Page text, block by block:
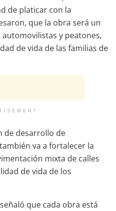
de platicar con la
que la obra será un
y peatones,
de vida de las familias de
de desarrollo de
va a fortalecer la
mixta de calles
de vida de los
que cada obra está